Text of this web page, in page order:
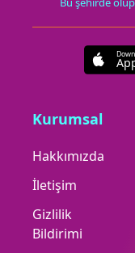
Kurumsal
Hakkımızda
İletişim
Gizlilik
Bildirimi